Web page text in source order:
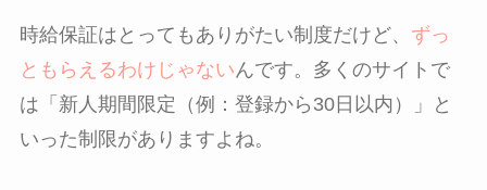
時給保証はとってもありがたい制度だけど、 ずっ
ともらえるわけじゃないんです。多くのサイトで
は「新人期間限定（例：登録から30日以内）」と
いった制限がありますよね。